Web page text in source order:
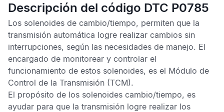
Descripción del código DTC P0785
Los solenoides de cambio/tiempo, permiten que la
transmisión automática logre realizar cambios sin
interrupciones, según las necesidades de manejo. El
encargado de monitorear y controlar el
funcionamiento de estos solenoides, es el Módulo de
Control de la Transmisión (TCM).
El propósito de los solenoides cambio/tiempo, es
ayudar para que la transmisión logre realizar los